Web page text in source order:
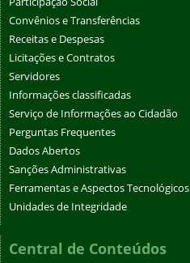
Convênios e Transferências
Receitas e Despesas
Licitações e Contratos
Servidores
Informações classificadas
Serviço de Informações ao Cidadão
Perguntas Frequentes
Dados Abertos
Sanções Administrativas
Ferramentas e Aspectos Tecnológicos
Unidades de Integridade
Central de Conteúdos